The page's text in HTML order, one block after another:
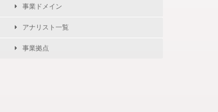
事業ドメイン
アナリスト一覧
事業拠点